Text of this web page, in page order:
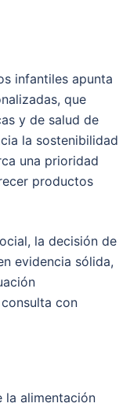
infantiles apunta
que
y de salud de
la sostenibilidad
una prioridad
productos
la decisión de
evidencia sólida,
con
la alimentación